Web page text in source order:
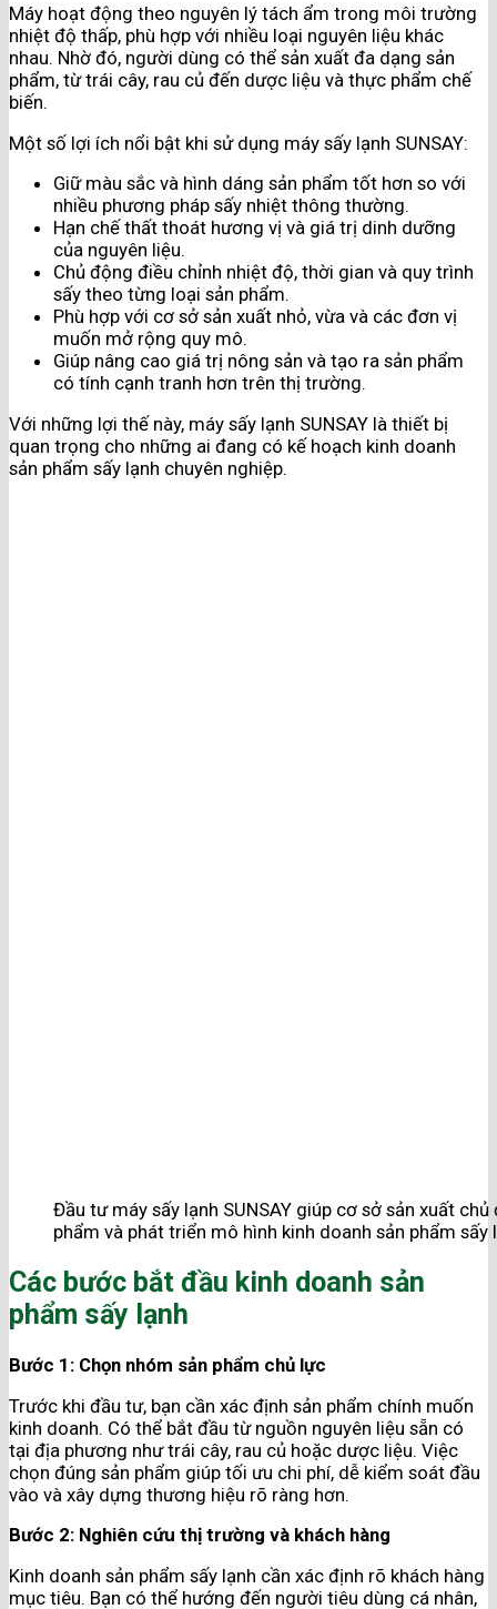
Máy hoạt động theo nguyên lý tách ẩm trong môi trường
nhiệt độ thấp, phù hợp với nhiều loại nguyên liệu khác
nhau. Nhờ đó, người dùng có thể sản xuất đa dạng sản
phẩm, từ trái cây, rau củ đến dược liệu và thực phẩm chế
biến.
Một số lợi ích nổi bật khi sử dụng máy sấy lạnh SUNSAY:
Giữ màu sắc và hình dáng sản phẩm tốt hơn so với
nhiều phương pháp sấy nhiệt thông thường.
Hạn chế thất thoát hương vị và giá trị dinh dưỡng
của nguyên liệu.
Chủ động điều chỉnh nhiệt độ, thời gian và quy trình
sấy theo từng loại sản phẩm.
Phù hợp với cơ sở sản xuất nhỏ, vừa và các đơn vị
muốn mở rộng quy mô.
Giúp nâng cao giá trị nông sản và tạo ra sản phẩm
có tính cạnh tranh hơn trên thị trường.
Với những lợi thế này, máy sấy lạnh SUNSAY là thiết bị
quan trọng cho những ai đang có kế hoạch kinh doanh
sản phẩm sấy lạnh chuyên nghiệp.
Đầu tư máy sấy lạnh SUNSAY giúp cơ sở sản xuất
phẩm và phát triển mô hình kinh doanh sản phẩm sấy
Các bước bắt đầu kinh doanh sản
phẩm sấy lạnh
Bước 1: Chọn nhóm sản phẩm chủ lực
Trước khi đầu tư, bạn cần xác định sản phẩm chính muốn
kinh doanh. Có thể bắt đầu từ nguồn nguyên liệu sẵn có
tại địa phương như trái cây, rau củ hoặc dược liệu. Việc
chọn đúng sản phẩm giúp tối ưu chi phí, dễ kiểm soát đầu
vào và xây dựng thương hiệu rõ ràng hơn.
Bước 2: Nghiên cứu thị trường và khách hàng
Kinh doanh sản phẩm sấy lạnh cần xác định rõ khách hàng
mục tiêu. Bạn có thể hướng đến người tiêu dùng cá nhân,